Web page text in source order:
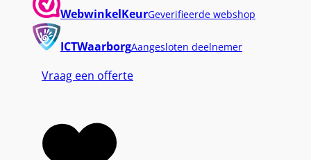
WebwinkelKeurGeverifieerde webshop
ICTWaarborgAangesloten deelnemer
Vraag een offerte